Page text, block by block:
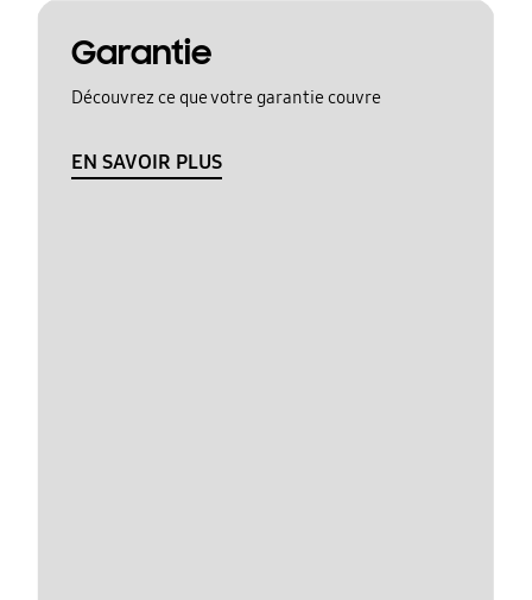
Garantie
Découvrez ce que votre garantie couvre
EN SAVOIR PLUS